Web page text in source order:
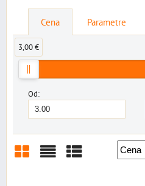
Cena Parametre
Od:
3,00 €